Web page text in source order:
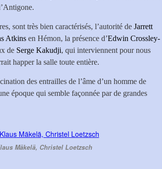
sont très bien caractérisés, l’autorité de Jarrett
Atkins en Hémon, la présence d’Edwin Crossley-
de Serge Kakudji, qui interviennent pour nous
happer la salle toute entière.
des entrailles de l’âme d’un homme de
époque qui semble façonnée par de grandes
Mäkelä, Christel Loetzsch